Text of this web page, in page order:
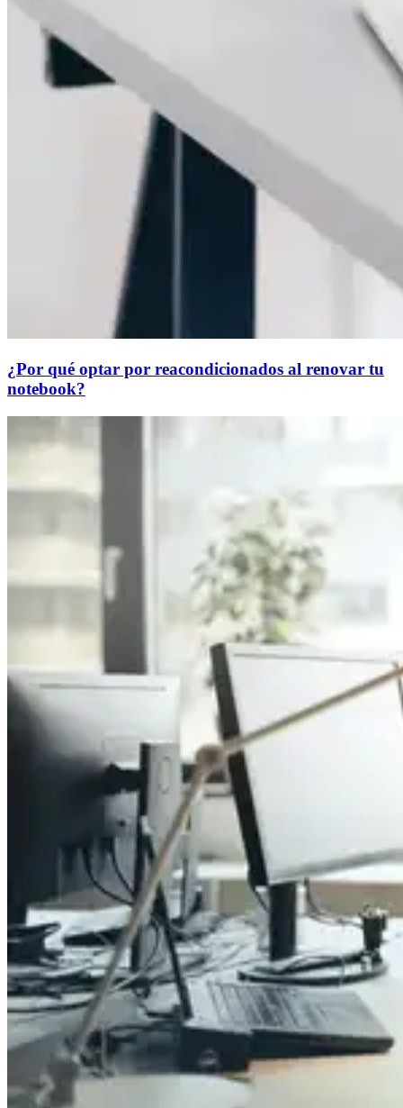
¿Por qué optar por reacondicionados al renovar tu
notebook?